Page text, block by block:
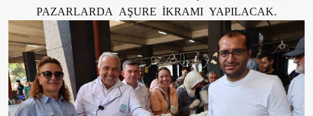
PAZARLARDA AŞURE İKRAMI YAPILACAK.